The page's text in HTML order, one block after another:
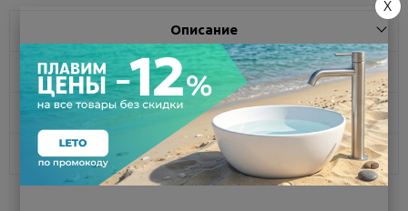
Описание
Характеристики
Доставка
Отзывы
X